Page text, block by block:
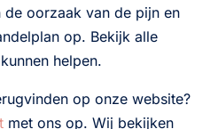
de oorzaak van de pijn en
op. Bekijk alle
helpen.
op onze website?
met ons op. Wij bekijken